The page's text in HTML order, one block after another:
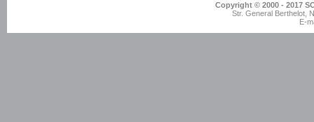
Copyright © 2000 - 2017
Str. General Berthelot,
E-